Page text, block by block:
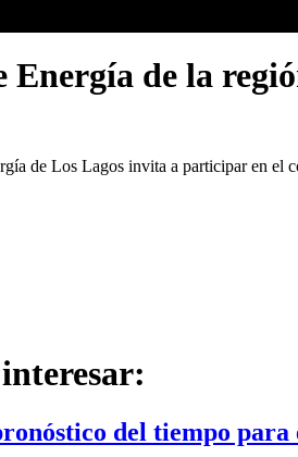
Energía de la
de Los Lagos invita a participar en el
del tiempo para